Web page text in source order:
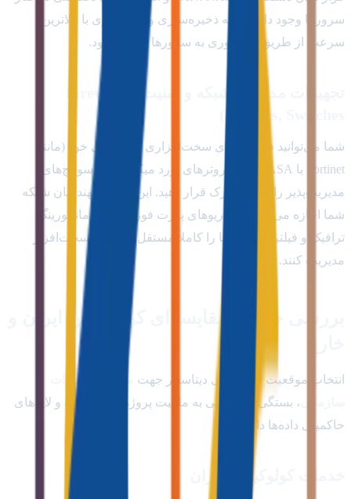
سرورها وجود دارد تا لایه ذخیره‌سازی و بکاپ‌گیری با بالاترین
سرعت از طریق فیبر نوری به سرورها متصل شود.
تجهیزات مدیریت شبکه و امنیت (Firewalls,
Routers, Switches)
شما می‌توانید فایروال‌های سخت‌افزاری اختصاصی خود (مانند
Fortinet یا Cisco ASA)، روترهای بورد میکروتیک و سوئیچ‌های
مدیریت‌پذیر را در داخل رک قرار دهید. این امر به مهندسان شبکه
شما اجازه می‌دهد تا سناریوهای پورت فورواردینگ, مانیتورینگ
ترافیک و فیلترینگ پکت‌ها را کاملاً مستقل و در لایه سخت‌افزار
مدیریت کنند.
بررسی جامع و مقایسه‌ای کولوکیشن ایران و
انتخاب موقعیت جغرافیایی دیتاسنتر جهت
میزبانی تجهیزات
، بستگی مستقیمی به ماهیت پروژه، بازار هدف و لایه‌های
حاکمیتی داده‌ها دارد.
خدمات کولوکیشن ایران